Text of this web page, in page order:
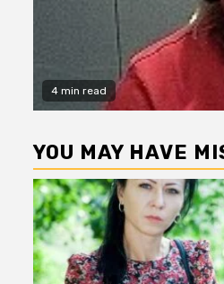
4 min read
YOU MAY HAVE